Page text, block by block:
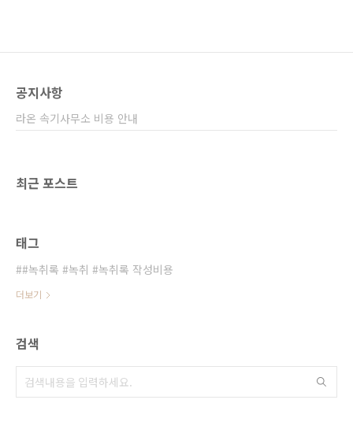
공지사항
라온 속기사무소 비용 안내
최근 포스트
태그
#녹취록 #녹취 #녹취록 작성비용
더보기
검색